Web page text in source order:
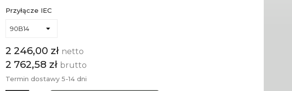
Przyłącze IEC
2 246,00 zł netto
2 762,58 zł brutto
Termin dostawy 5-14 dni